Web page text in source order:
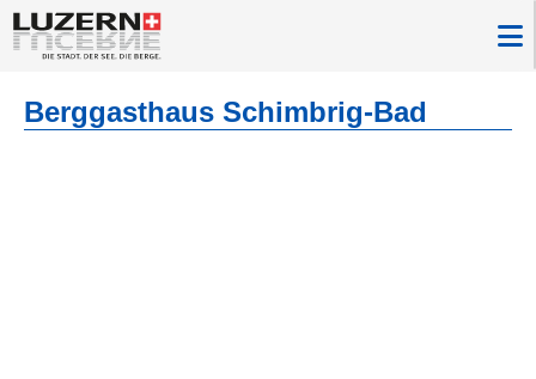
Berggasthaus Schimbrig-Bad